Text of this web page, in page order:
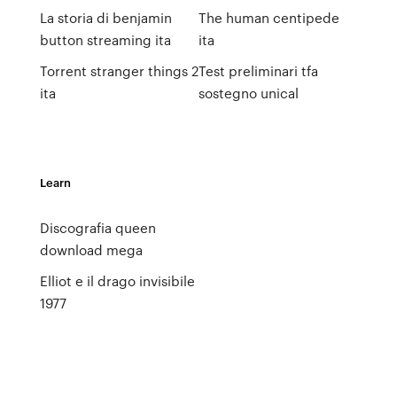
La storia di benjamin
button streaming ita
Torrent stranger things 2
ita
The human centipede
ita
Test preliminari tfa
sostegno unical
Learn
Discografia queen
download mega
Elliot e il drago invisibile
1977